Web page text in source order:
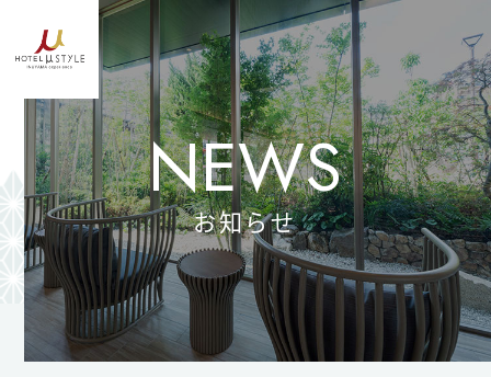
Language
日本語
English
简体字
繁體中文
한국어
TOP
NEWS
お知らせ